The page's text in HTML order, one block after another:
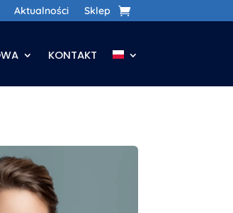
Aktualności Sklep
KONTAKT